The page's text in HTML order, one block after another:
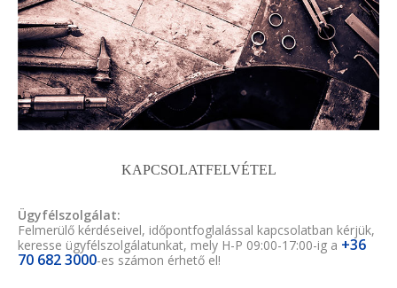
KAPCSOLATFELVÉTEL
Ügyfélszolgálat:
Felmerülő kérdéseivel, időpontfoglalással kapcsolatban kérjük,
keresse ügyfélszolgálatunkat, mely H-P 09:00-17:00-ig a +36
70 682 3000-es számon érhető el!